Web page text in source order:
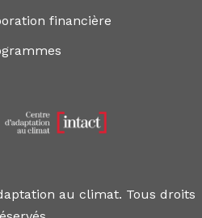
financière
au climat. Tous droits